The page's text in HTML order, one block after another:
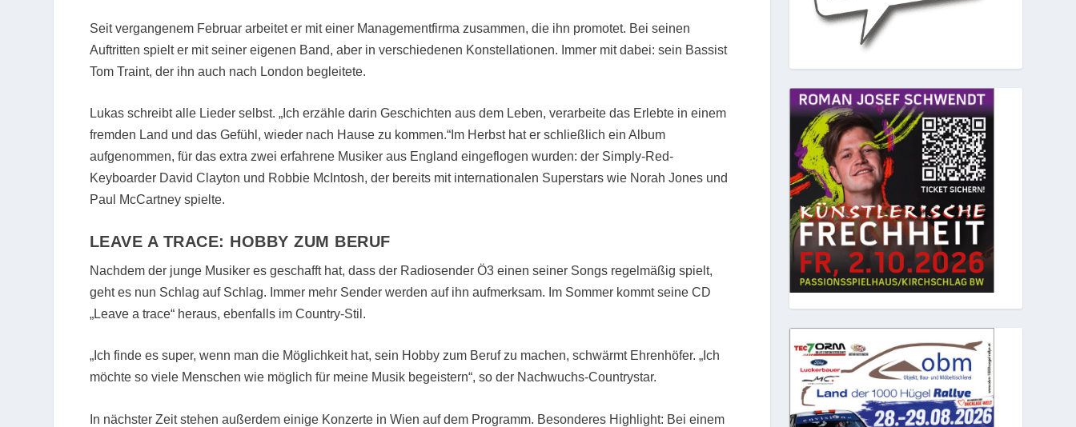
Seit vergangenem Februar arbeitet er mit einer Managementfirma zusammen, die ihn promotet. Bei seinen
Auftritten spielt er mit seiner eigenen Band, aber in verschiedenen Konstellationen. Immer mit dabei: sein Bassist
Tom Traint, der ihn auch nach London begleitete.
Lukas schreibt alle Lieder selbst. „Ich erzähle darin Geschichten aus dem Leben, verarbeite das Erlebte in einem
fremden Land und das Gefühl, wieder nach Hause zu kommen.“Im Herbst hat er schließlich ein Album
aufgenommen, für das extra zwei erfahrene Musiker aus England eingeflogen wurden: der Simply-Red-
Keyboarder David Clayton und Robbie McIntosh, der bereits mit internationalen Superstars wie Norah Jones und
Paul McCartney spielte.
LEAVE A TRACE: HOBBY ZUM BERUF
Nachdem der junge Musiker es geschafft hat, dass der Radiosender Ö3 einen seiner Songs regelmäßig spielt,
geht es nun Schlag auf Schlag. Immer mehr Sender werden auf ihn aufmerksam. Im Sommer kommt seine CD
„Leave a trace“ heraus, ebenfalls im Country-Stil.
„Ich finde es super, wenn man die Möglichkeit hat, sein Hobby zum Beruf zu machen, schwärmt Ehrenhöfer. „Ich
möchte so viele Menschen wie möglich für meine Musik begeistern“, so der Nachwuchs-Countrystar.
In nächster Zeit stehen außerdem einige Konzerte in Wien auf dem Programm. Besonderes Highlight: Bei einem